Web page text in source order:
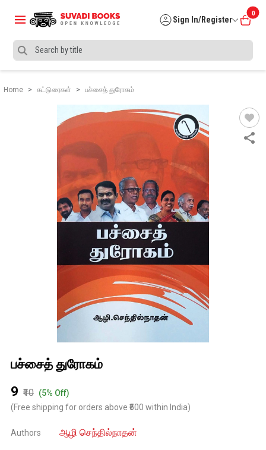
Sign In/Register
0
Home கட்டுரைகள் பச்சைத் துரோகம்
பச்சைத் துரோகம்
₹9 ₹10 (5% Off)
(Free shipping for orders above ₹500 within India)
Authors ஆழி செந்தில்நாதன்